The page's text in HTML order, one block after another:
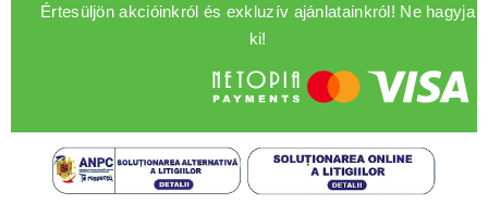
Értesüljön akcióinkról és exkluzív ajánlatainkról! Ne hagyja
ki!